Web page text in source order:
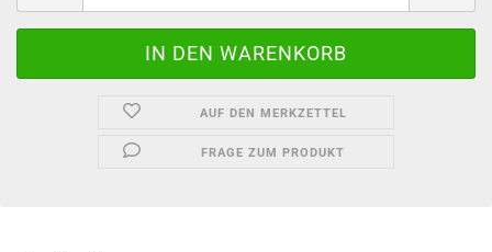
AUF DEN MERKZETTEL
FRAGE ZUM PRODUKT